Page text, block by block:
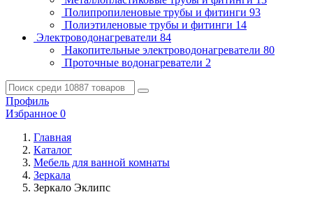
Полипропиленовые трубы и фитинги 93
Полиэтиленовые трубы и фитинги 14
Электроводонагреватели 84
Накопительные электроводонагреватели 80
Проточные водонагреватели 2
Профиль
Избранное 0
Главная
Каталог
Мебель для ванной комнаты
Зеркала
Зеркало Эклипс